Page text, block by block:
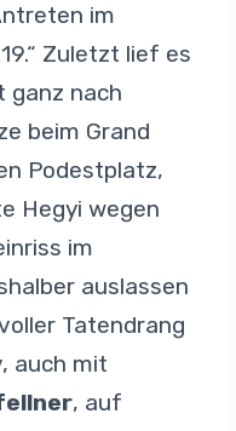
im
Zuletzt lief es
ganz nach
beim Grand
Podestplatz,
Hegyi wegen
im
auslassen
Tatendrang
auch mit
, auf